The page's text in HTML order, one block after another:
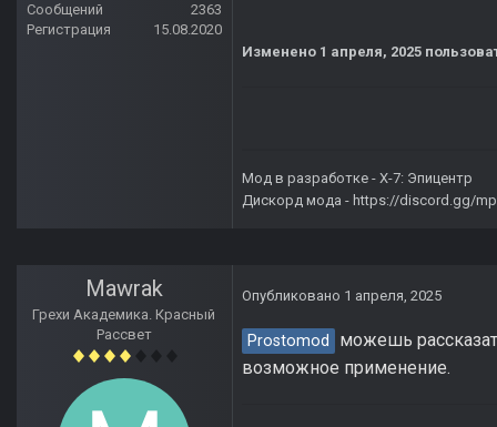
Сообщений
2363
Регистрация
15.08.2020
Изменено 1 апреля, 2025
Мод в разработке - X-7: Эпицентр
Дискорд мода - https://discord.gg/
Mawrak
Грехи Академика. Красный
Рассвет
Опубликовано 1 апреля, 2025
Prostomod
можешь
возможное применение.